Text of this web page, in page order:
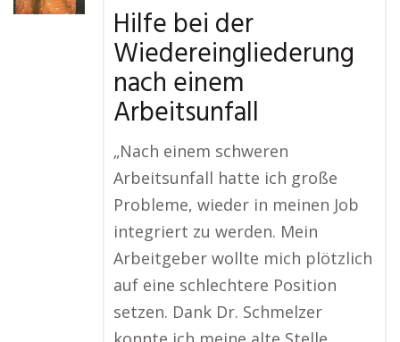
Hilfe bei der
Wiedereingliederung
nach einem
Arbeitsunfall
„Nach einem schweren
Arbeitsunfall hatte ich große
Probleme, wieder in meinen Job
integriert zu werden. Mein
Arbeitgeber wollte mich plötzlich
auf eine schlechtere Position
setzen. Dank Dr. Schmelzer